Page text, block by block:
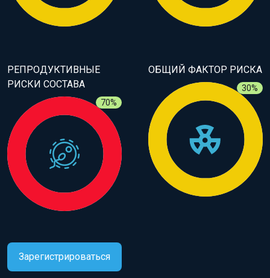
РЕПРОДУКТИВНЫЕ
РИСКИ СОСТАВА
70%
ОБЩИЙ ФАКТОР РИСКА
30%
Зарегистрироваться